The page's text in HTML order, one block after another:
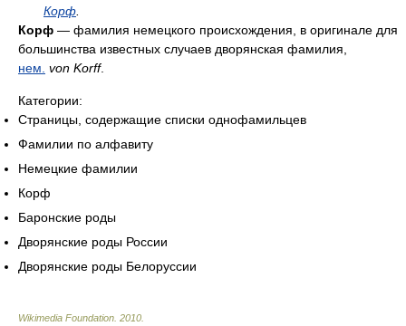
Корф
Корф — фамилия немецкого происхождения, в оригинале для
большинства известных случаев дворянская фамилия,
нем. von Korff.
Категории:
Страницы, содержащие списки однофамильцев
Фамилии по алфавиту
Немецкие фамилии
Корф
Баронские роды
Дворянские роды России
Дворянские роды Белоруссии
Wikimedia Foundation 2010